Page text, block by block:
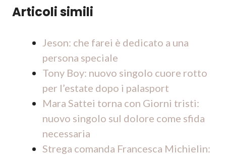
Articoli simili
Jeson: che farei è dedicato a una
persona speciale
Tony Boy: nuovo singolo cuore rotto
per l’estate dopo i palasport
Mara Sattei torna con Giorni tristi:
nuovo singolo sul dolore come sfida
necessaria
Strega comanda Francesca Michielin: